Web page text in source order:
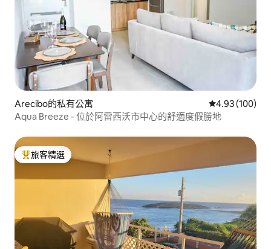
Arecibo的私有公寓 從 100 則評價
4.93 (100)
Aqua Breeze - 位於阿雷西沃市中心的舒適度假勝地
旅客精選榜首
旅客精選